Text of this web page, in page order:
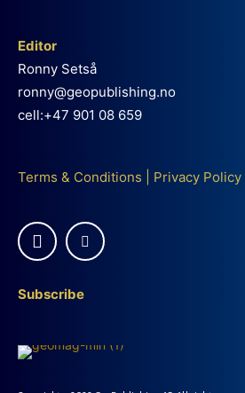
Editor
Ronny Setså
ronny@geopublishing.no
cell:+47 901 08 659
Terms & Conditions Privacy Policy
Subscribe